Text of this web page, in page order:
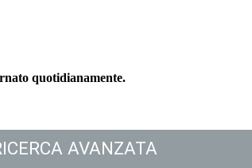
quotidianamente.
AVANZATA